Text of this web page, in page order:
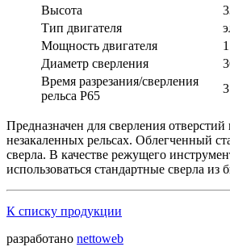
Высота
Тип двигателя
Мощность двигателя
Диаметр сверления
Время разрезания/сверления
рельса Р65
Предназначен для сверления
незакаленных рельсах. Облегченный
сверла. В качестве режущего
использоваться стандартные сверла
К списку продукции
разработано nettoweb